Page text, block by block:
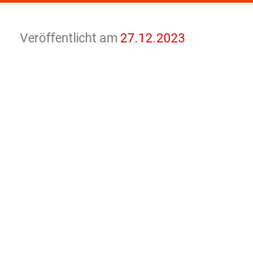
Veröffentlicht am27.12.2023